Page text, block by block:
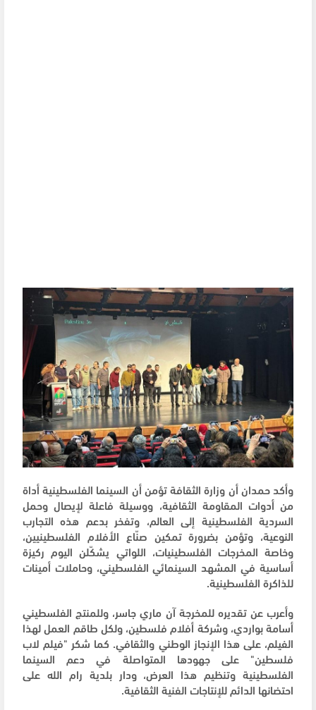
وأكد حمدان أن وزارة الثقافة تؤمن أن السينما الفلسطينية أداة
من أدوات المقاومة الثقافية، ووسيلة فاعلة لإيصال وحمل
السردية الفلسطينية إلى العالم، وتفخر بدعم هذه التجارب
النوعية، وتؤمن بضرورة تمكين صنّاع الأفلام الفلسطينيين،
وخاصة المخرجات الفلسطينيات، اللواتي يشكّلن اليوم ركيزة
أساسية في المشهد السينمائي الفلسطيني، وحاملات أمينات
للذاكرة الفلسطينية.
وأعرب عن تقديره للمخرجة آن ماري جاسر، وللمنتج الفلسطيني
أسامة بواردي، وشركة أفلام فلسطين، ولكل طاقم العمل لهذا
الفيلم، على هذا الإنجاز الوطني والثقافي. كما شكر "فيلم لاب
فلسطين" على جهودها المتواصلة في دعم السينما
الفلسطينية وتنظيم هذا العرض، ودار بلدية رام الله على
احتضانها الدائم للإنتاجات الفنية الثقافية.